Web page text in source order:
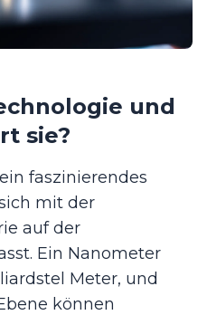
und
sie?
faszinierendes
mit der
auf der
Ein Nanometer
Meter, und
können